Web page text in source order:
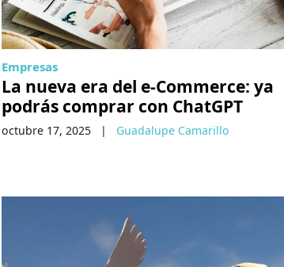
Empresas
La nueva era del e-Commerce: ya
podrás comprar con ChatGPT
octubre 17, 2025 | Guadalupe Camarillo